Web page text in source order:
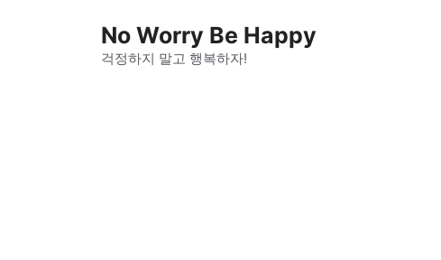
No Worry Be Happy
걱정하지 말고 행복하자!